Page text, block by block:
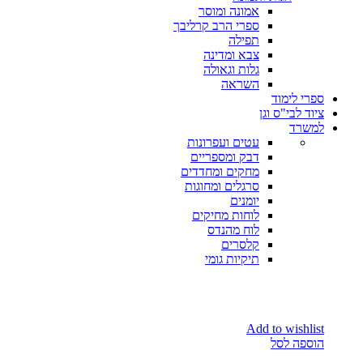
אמונה ומוסר
ספרי הרב קרליבך
תפילה
צבא ומדינה
גלות וגאולה
השראה
ספרי לימוד
ציוד לבי"ס וגן
למשרד
עטים ועפרונות
דבק ומספריים
מחקים ומחדדים
סרגלים ומחוגות
יומנים
לוחות מחיקים
לוח מהנדס
קלסרים
תיקיות גומי
Add to wishlist
הוספה לסל